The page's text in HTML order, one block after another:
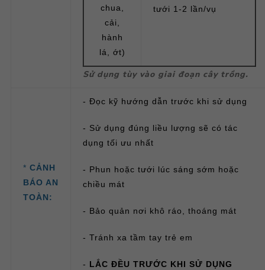
chua,
cải,
hành
lá, ớt)
tưới 1-2 lần/vụ
Sử dụng tùy vào giai đoạn cây trồng.
* CẢNH
BÁO AN
TOÀN:
- Đọc kỹ hướng dẫn trước khi sử dụng
- Sử dụng đúng liều lượng sẽ có tác
dụng tối ưu nhất
- Phun hoặc tưới lúc sáng sớm hoặc
chiều mát
- Bảo quản nơi khô ráo, thoáng mát
- Tránh xa tầm tay trẻ em
- LẮC ĐỀU TRƯỚC KHI SỬ DỤNG